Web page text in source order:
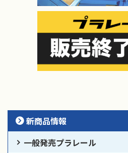
新商品情報
一般発売プラレール